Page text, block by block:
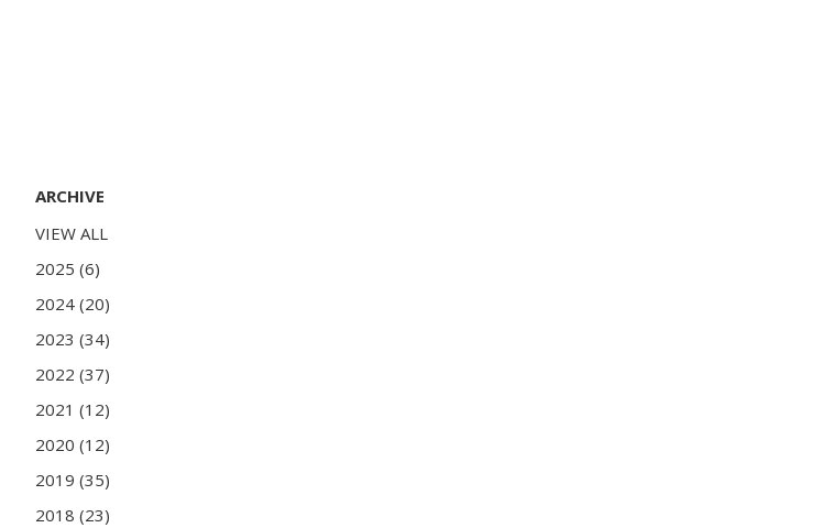
ARCHIVE
VIEW ALL
2025 (6)
2024 (20)
2023 (34)
2022 (37)
2021 (12)
2020 (12)
2019 (35)
2018 (23)